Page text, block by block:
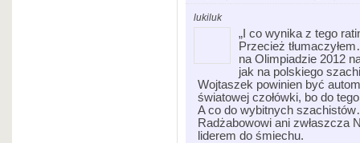
lukiluk
„I co wynika z tego
Przecież
na Olimpiadzie 2012
jak na polskiego
Wojtaszek powinien być
światowej czołówki, bo do
A co do wybitnych
Radżabowowi ani zwłaszcza
liderem do śmiechu.